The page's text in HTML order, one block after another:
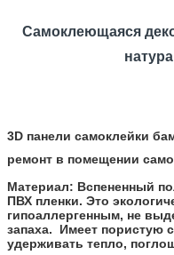
Самоклеющаяся
натура
3D панели самоклейки
ремонт в помещении
Материал: Вспененный
ПВХ пленки. Это
гипоаллергенным, не
запаха. Имеет пористую
удерживать тепло,